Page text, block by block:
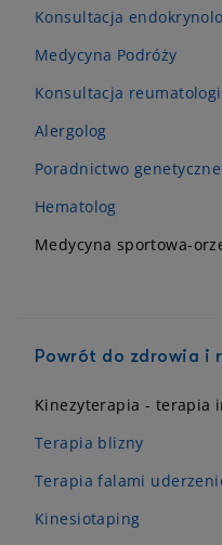
Konsultacja
Medycyna Podróży
Konsultacja
Alergolog
Poradnictwo genetyczne
Hematolog
Medycyna sportowa-
Powrót do zdrowia i
Kinezyterapia - terapia
Terapia blizny
Terapia falami
Kinesiotaping